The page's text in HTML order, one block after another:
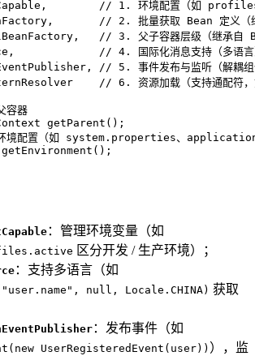
,
// 1. 环境配置（如 profiles
// 2. 批量获取 Bean 定义（
// 3. 父子容器层级（继承自
// 4. 国际化消息支持（多语言
// 5. 事件发布与监听（解耦组
// 6. 资源加载（支持通配
容器
getParent () ;
境配置（如 system.properties、
getEnvironment () ;
：管理环境变量（如
区分开发 / 生产环境）；
：支持多语言（如
null, Locale.CHINA) 获取
：发布事件（如
UserRegisteredEvent(user)) ），监